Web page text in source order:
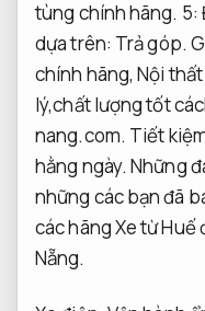
tùng chính hãng. 5:
dựa trên: Trả góp.
chính hãng,Nội
lý,chất lượng tốt
nang.com. Tiết
hằng ngày. Những
những các bạn đã
các hãng Xe từ
Nẵng.